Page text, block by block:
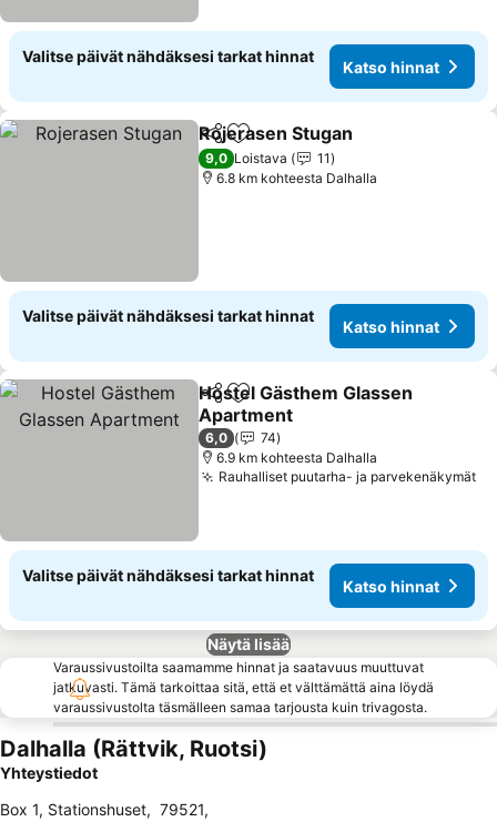
Valitse päivät nähdäksesi tarkat hinnat
Katso hinnat
Jaa Lisää suosikkeihin
Rojerasen Stugan
9,0 Loistava
11
6.8 km kohteesta Dalhalla
Valitse päivät nähdäksesi tarkat hinnat
Katso hinnat
Jaa Lisää suosikkeihin
Hostel Gästhem Glassen
Apartment
6,0
74
6.9 km kohteesta Dalhalla
Rauhalliset puutarha- ja parvekenäkymät
Valitse päivät nähdäksesi tarkat hinnat
Katso hinnat
Näytä lisää
Varaussivustoilta saamamme hinnat ja saatavuus muuttuvat
jatkuvasti. Tämä tarkoittaa sitä, että et välttämättä aina löydä
varaussivustolta täsmälleen samaa tarjousta kuin trivagosta.
Dalhalla (Rättvik, Ruotsi)
Yhteystiedot
Box 1, Stationshuset, 79521,